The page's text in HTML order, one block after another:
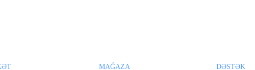
MAĞAZA DƏSTƏK